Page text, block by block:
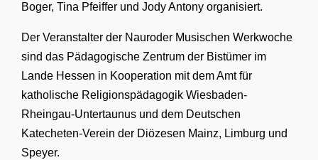
Boger, Tina Pfeiffer und Jody Antony organisiert.
Der Veranstalter der Nauroder Musischen Werkwoche
sind das Pädagogische Zentrum der Bistümer im
Lande Hessen in Kooperation mit dem Amt für
katholische Religionspädagogik Wiesbaden-
Rheingau-Untertaunus und dem Deutschen
Katecheten-Verein der Diözesen Mainz, Limburg und
Speyer.